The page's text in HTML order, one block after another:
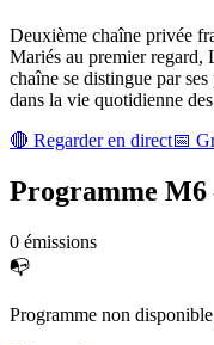
Deuxième chaîne privée
Mariés au premier regard,
chaîne se distingue par
dans la vie quotidienne
🔴 Regarder en direct📅
Programme M6
0 émissions
📭
Programme non